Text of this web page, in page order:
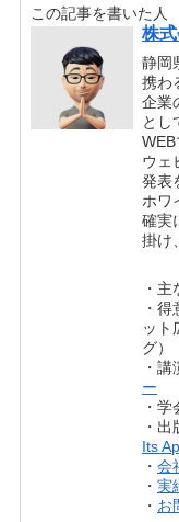
この記事を書いた人
株
静岡
携わ
企業
とし
ウェ
発表
ホワ
確実
掛け
・
・
ット
グ）
・
ー
・
・出
Its
・会
・実
・ お